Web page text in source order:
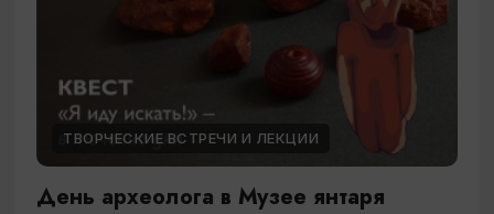
ТВОРЧЕСКИЕ ВСТРЕЧИ И ЛЕКЦИИ
День археолога в Музее янтаря